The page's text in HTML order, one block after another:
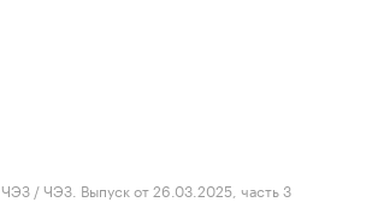
ЧЭЗ /ЧЭЗ. Выпуск от 26.03.2025, часть 3